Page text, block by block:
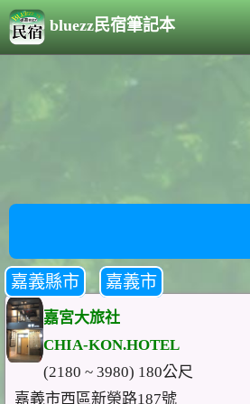
bluezz民宿筆記本
嘉義縣市 嘉義市
嘉宮大旅社
CHIA-KON.HOTEL
(2180 ~ 3980) 180公尺
嘉義市西區新榮路187號